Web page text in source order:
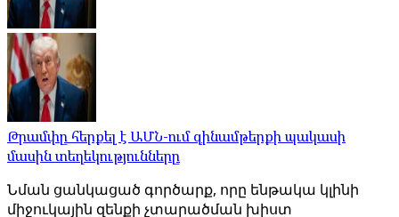
Թրամփը հերքել է ԱՄՆ-ում զինամթերքի պակասի
մասին տեղեկությունները
Նման ցանկացած գործարք, որը ենթակա կլինի
միջուկային զենքի չտարածման խիստ